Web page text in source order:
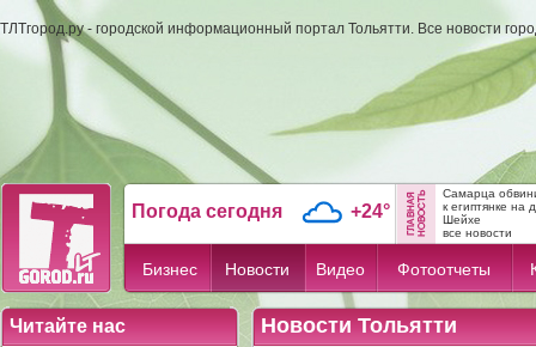
ТЛТгород.ру - городской информационный портал Тольятти. Все новости
Погода сегодня +24°
Самарца
к египтянке на
Шейхе
все новости
Бизнес Новости Видео Фотоотчеты
Читайте нас Новости Тольятти